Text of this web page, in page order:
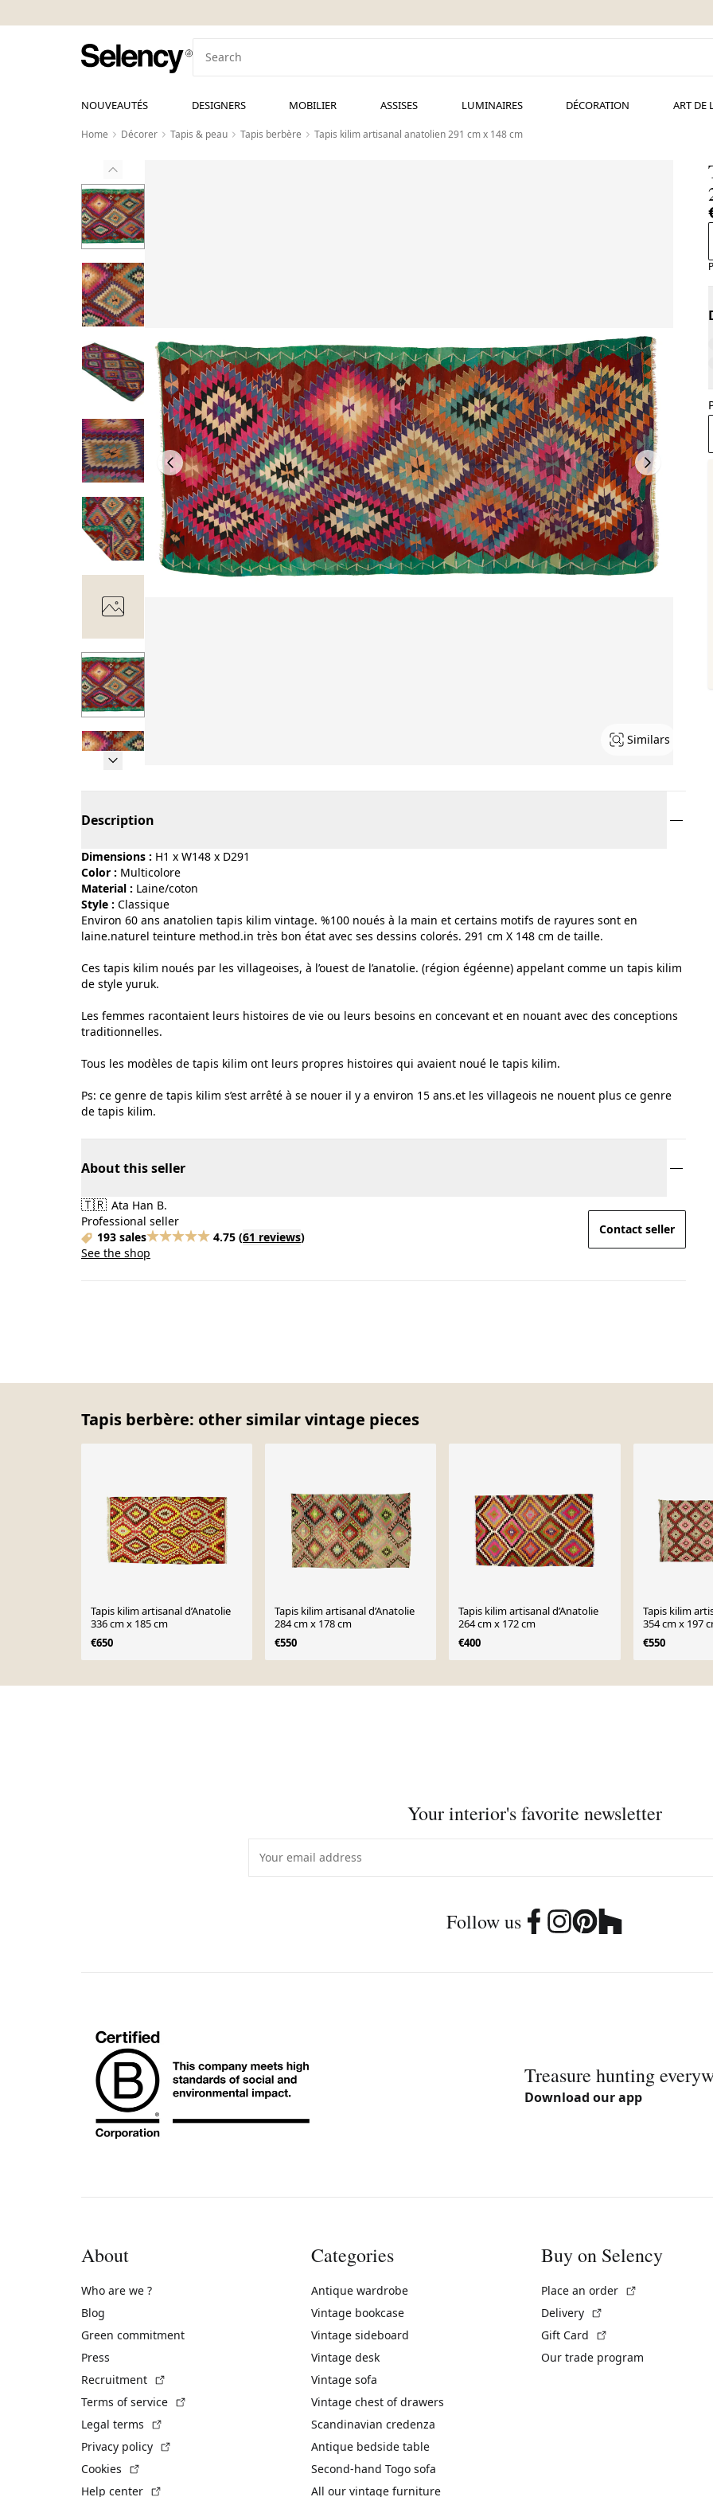
NOUVEAUTÉS DESIGNERS MOBILIER ASSISES LUMINAIRES DÉCORATION ART DE
Home Décorer Tapis & peau Tapis berbère Tapis kilim artisanal anatolien 291 cm x 148 cm
Similars
Description
Dimensions : H1 x W148 x D291
Color :
multicolore
Material :
laine/coton
Style :
classique
Environ 60 ans anatolien tapis kilim vintage. %100 noués à la main et certains motifs de rayures sont en
laine.naturel teinture method.in très bon état avec ses dessins colorés. 291 cm X 148 cm de taille.
Ces tapis kilim noués par les villageoises, à l’ouest de l’anatolie. (région égéenne) appelant comme un tapis kilim
de style yuruk.
Les femmes racontaient leurs histoires de vie ou leurs besoins en concevant et en nouant avec des conceptions
traditionnelles.
Tous les modèles de tapis kilim ont leurs propres histoires qui avaient noué le tapis kilim.
Ps: ce genre de tapis kilim s’est arrêté à se nouer il y a environ 15 ans.et les villageois ne nouent plus ce genre
de tapis kilim.
About this seller
🇹🇷 Ata Han B.
Professional seller
193 sales
4.75 (61 reviews)
See the shop
Contact seller
Tapis berbère: other similar vintage pieces
Tapis kilim artisanal d’Anatolie
336 cm x 185 cm
€650
Tapis kilim artisanal d’Anatolie
284 cm x 178 cm
€550
Tapis kilim artisanal d’Anatolie
264 cm x 172 cm
€400
Tapis kilim
354 cm x 197
€550
Your interior's favorite newsletter
Follow us
Treasure hunting
Download our app
About
Who are we ?
Blog
Green commitment
Press
Recruitment
Terms of service
Legal terms
Privacy policy
Cookies
Help center
Categories
Antique wardrobe
Vintage bookcase
Vintage sideboard
Vintage desk
Vintage sofa
Vintage chest of drawers
Scandinavian credenza
Antique bedside table
Second-hand Togo sofa
All our vintage furniture
Buy on Selency
Place an order
Delivery
Gift Card
Our trade program